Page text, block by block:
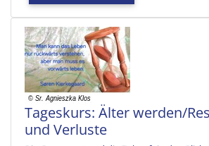
Tageskurs: Älter werden/
und Verluste